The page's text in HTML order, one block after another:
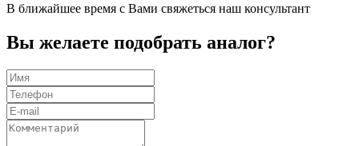
В ближайшее время с Вами свяжеться наш консультант
Вы желаете подобрать аналог?